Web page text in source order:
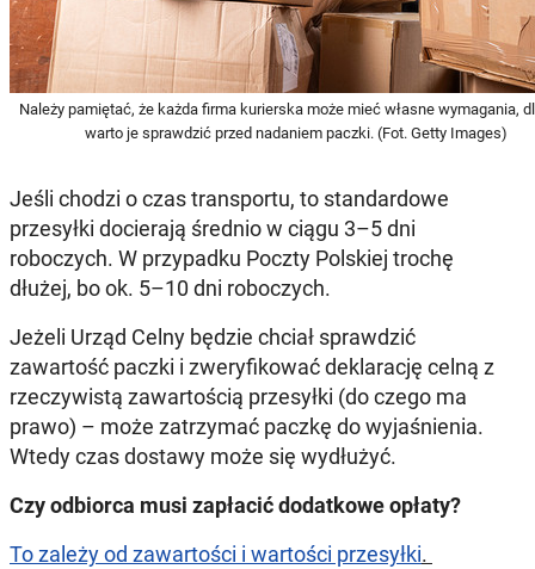
Należy pamiętać, że każda firma kurierska może mieć własne wymagania,
warto je sprawdzić przed nadaniem paczki. (Fot. Getty Images)
Jeśli chodzi o czas transportu, to standardowe
przesyłki docierają średnio w ciągu 3–5 dni
roboczych. W przypadku Poczty Polskiej trochę
dłużej, bo ok. 5–10 dni roboczych.
Jeżeli Urząd Celny będzie chciał sprawdzić
zawartość paczki i zweryfikować deklarację celną z
rzeczywistą zawartością przesyłki (do czego ma
prawo) – może zatrzymać paczkę do wyjaśnienia.
Wtedy czas dostawy może się wydłużyć.
Czy odbiorca musi zapłacić dodatkowe opłaty?
To zależy od zawartości i wartości przesyłki.